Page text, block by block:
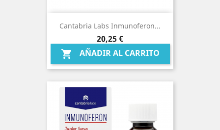
Cantabria Labs Inmunoferon...
Precio
20,25 €
 AÑADIR AL CARRITO